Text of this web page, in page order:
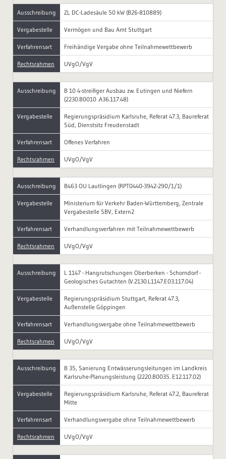
Ausschreibung ZL DC-Ladesäule 50 kW (B26-810889)
Vergabestelle Vermögen und Bau Amt Stuttgart
Verfahrensart Freihändige Vergabe ohne Teilnahmewettbewerb
Rechtsrahmen UVgO/VgV
Ausschreibung
B 10 4-streifiger Ausbau zw. Eutingen und Niefern
(2230.B0010 .A36.117.48)
Vergabestelle
Regierungspräsidium Karlsruhe, Referat 47.3, Baureferat
Süd, Dienstsitz Freudenstadt
Verfahrensart Offenes Verfahren
Rechtsrahmen UVgO/VgV
Ausschreibung B463 OU Lautlingen (RPT0440-3942-290/1/1)
Vergabestelle
Ministerium für Verkehr Baden-Württemberg, Zentrale
Vergabestelle SBV, Extern2
Verfahrensart Verhandlungsverfahren mit Teilnahmewettbewerb
Rechtsrahmen UVgO/VgV
Ausschreibung
L 1147 - Hangrutschungen Oberberken - Schorndorf -
Geologisches Gutachten (V.2130.L1147.E03.117.04)
Vergabestelle
Regierungspräsidium Stuttgart, Referat 47.3,
Außenstelle Göppingen
Verfahrensart Verhandlungsvergabe ohne Teilnahmewettbewerb
Rechtsrahmen UVgO/VgV
Ausschreibung
B 35, Sanierung Entwässerungsleitungen im Landkreis
Karlsruhe-Planungsleistung (2220.B0035. E12.117.02)
Vergabestelle
Regierungspräsidium Karlsruhe, Referat 47.2, Baureferat
Mitte
Verfahrensart Verhandlungsvergabe ohne Teilnahmewettbewerb
Rechtsrahmen UVgO/VgV